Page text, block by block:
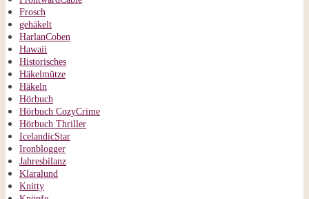
Frosch
gehäkelt
HarlanCoben
Hawaii
Historisches
Häkelmütze
Häkeln
Hörbuch
Hörbuch CozyCrime
Hörbuch Thriller
IcelandicStar
Ironblogger
Jahresbilanz
Klaralund
Knitty